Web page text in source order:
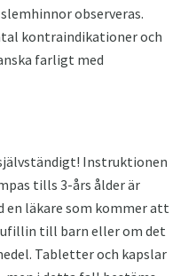
observeras.
kontraindikationer och
farligt med
Instruktionen
tills 3-års ålder är
läkare som kommer att
till barn eller om det
Tabletter och kapslar